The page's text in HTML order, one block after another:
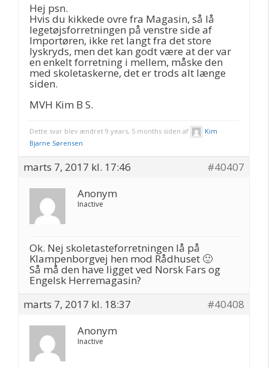
Hej psn.
Hvis du kikkede ovre fra Magasin, så lå
legetøjsforretningen på venstre side af
Importøren, ikke ret langt fra det store
lyskryds, men det kan godt være at der var
en enkelt forretning i mellem, måske den
med skoletaskerne, det er trods alt længe
siden.
MVH Kim B S.
Dette svar blev ændret 9 years, 5 months siden af
Kim
Bjarne Sørensen
marts 7, 2017 kl. 17:46
#40407
Anonym
Inactive
Ok. Nej skoletasteforretningen lå på
Klampenborgvej hen mod Rådhuset 🙂
Så må den have ligget ved Norsk Fars og
Engelsk Herremagasin?
marts 7, 2017 kl. 18:37
#40408
Anonym
Inactive